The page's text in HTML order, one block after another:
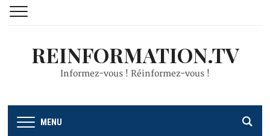
REINFORMATION.TV
Informez-vous ! Réinformez-vous !
MENU